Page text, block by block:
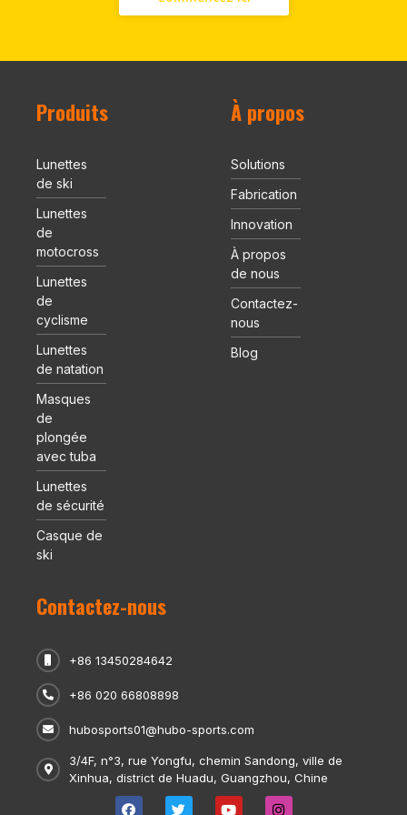
Produits
Lunettes
de ski
Lunettes
de
motocross
Lunettes
de
cyclisme
Lunettes
de natation
Masques
de
plongée
avec tuba
Lunettes
de sécurité
Casque de
ski
À propos
Solutions
Fabrication
Innovation
À propos
de nous
Contactez-
nous
Blog
Contactez-nous
+86 13450284642
+86 020 66808898
hubosports01@hubo-sports.com
3/4F, n°3, rue Yongfu, chemin Sandong, ville de
Xinhua, district de Huadu, Guangzhou, Chine